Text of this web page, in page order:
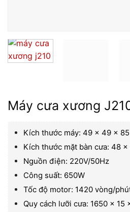
Máy cưa xương
Kích thước máy: 49 x 49 x
Kích thước mặt bàn cưa: 48 x
Nguồn điện: 220V/50Hz
Công suất: 650W
Tốc độ motor: 1420 vòng/
Quy cách lưỡi cưa: 1650 x 15